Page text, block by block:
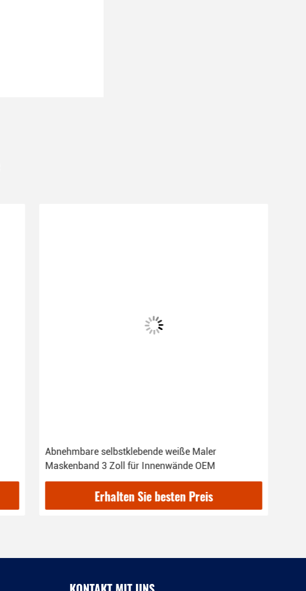
Abnehmbare selbstklebende weiße Maler
Maskenband 3 Zoll für Innenwände OEM
Erhalten Sie besten Preis